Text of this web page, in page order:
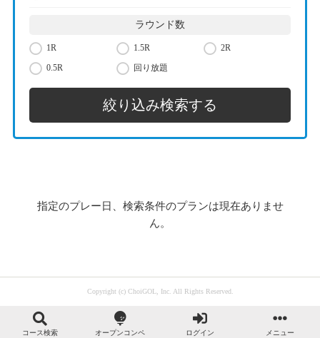
ラウンド数
1R 1.5R
2R
0.5R
回り放題
指定のプレー日、検索条件のプランは現在ありませ
ん。
Copyright (c) ChoiGOL, Inc. All Rights Reserved.
コース検索 オープンコンペ ログイン メニュー